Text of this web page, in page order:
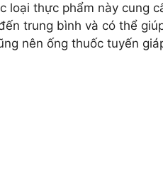
loại thực phẩm này cung
trung bình và có thể
nên ống thuốc tuyến